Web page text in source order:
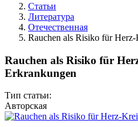
Статьи
Литература
Отечественная
Rauchen als Risiko für
Rauchen als Risiko für
Erkrankungen
Тип статьи:
Авторская